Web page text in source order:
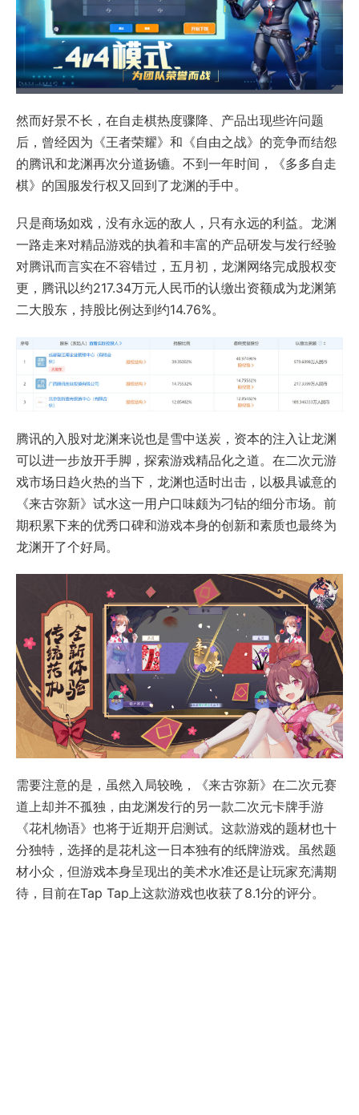
然而好景不长，在自走棋热度骤降、产品出现些许问题
后，曾经因为《王者荣耀》和《自由之战》的竞争而结怨
的腾讯和龙渊再次分道扬镳。不到一年时间，《多多自走
棋》的国服发行权又回到了龙渊的手中。
只是商场如戏，没有永远的敌人，只有永远的利益。龙渊
一路走来对精品游戏的执着和丰富的产品研发与发行经验
对腾讯而言实在不容错过，五月初，龙渊网络完成股权变
更，腾讯以约217.34万元人民币的认缴出资额成为龙渊第
二大股东，持股比例达到约14.76%。
腾讯的入股对龙渊来说也是雪中送炭，资本的注入让龙渊
可以进一步放开手脚，探索游戏精品化之道。在二次元游
戏市场日趋火热的当下，龙渊也适时出击，以极具诚意的
《来古弥新》试水这一用户口味颇为刁钻的细分市场。前
期积累下来的优秀口碑和游戏本身的创新和素质也最终为
龙渊开了个好局。
需要注意的是，虽然入局较晚，《来古弥新》在二次元赛
道上却并不孤独，由龙渊发行的另一款二次元卡牌手游
《花札物语》也将于近期开启测试。这款游戏的题材也十
分独特，选择的是花札这一日本独有的纸牌游戏。虽然题
材小众，但游戏本身呈现出的美术水准还是让玩家充满期
待，目前在Tap Tap上这款游戏也收获了8.1分的评分。